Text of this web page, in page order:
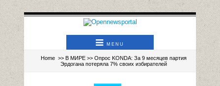
MENU
Home >> В МИРЕ >> Опрос KONDA: За 9 месяцев партия
Эрдогана потеряла 7% своих избирателей